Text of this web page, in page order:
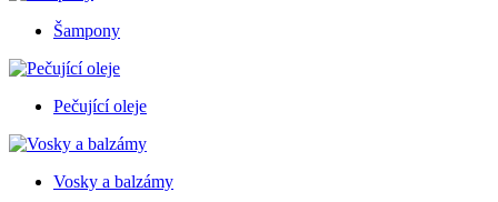
Šampony
Pečující oleje
Vosky a balzámy